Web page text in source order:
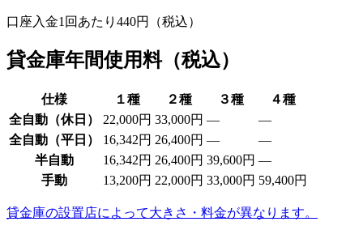
口座入金1回あたり440円（税込）
貸金庫年間使用料（税込）
仕様 １種 ２種 ３種
４種
全自動（休日）
22,000円 33,000円 ―
―
全自動（平日）
16,342円 26,400円 ―
―
半自動
16,342円 26,400円 39,600円 ―
手動
13,200円 22,000円 33,000円 59,400円
貸金庫の設置店によって大きさ・料金が異なります。